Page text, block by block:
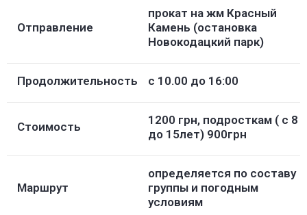
Отправление
прокат на жм Красный
Камень (остановка
Новокодацкий парк)
Продолжительность с 10.00 до 16:00
Стоимость
1200 грн, подросткам ( с 8
до 15лет) 900грн
Маршрут
определяется по составу
группы и погодным
условиям